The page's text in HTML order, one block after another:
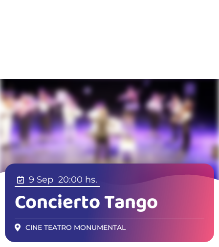
9 Sep 20:00 hs.
Concierto Tango
CINE TEATRO MONUMENTAL